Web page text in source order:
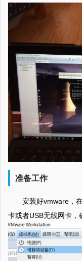
准备工作
安装好vmware，
卡或者USB无线网卡，